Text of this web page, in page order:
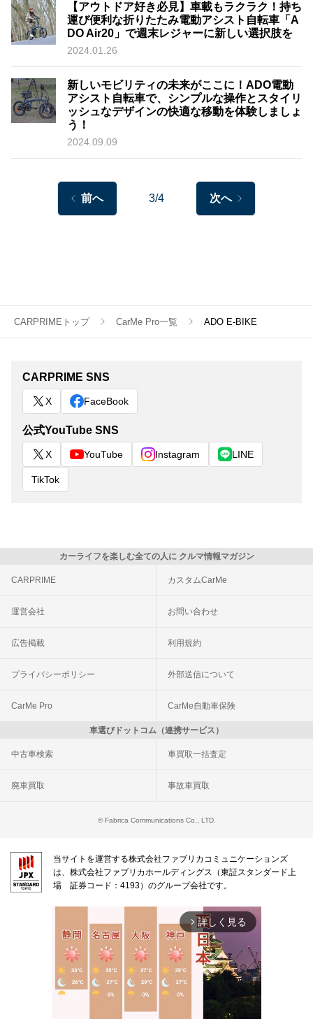
【アウトドア好き必見】車載もラクラク！持ち
運び便利な折りたたみ電動アシスト自転車「A
DO Air20」で週末レジャーに新しい選択肢を
2024.01.26
新しいモビリティの未来がここに！ADO電動
アシスト自転車で、シンプルな操作とスタイリ
ッシュなデザインの快適な移動を体験しましょ
う！
2024.09.09
前へ 3/4 次へ
CARPRIMEトップ CarMe Pro一覧 ADO E-BIKE
CARPRIME SNS
X FaceBook
公式YouTube SNS
X YouTube Instagram LINE
TikTok
カーライフを楽しむ全ての人に クルマ情報マガジン
CARPRIME カスタムCarMe
運営会社 お問い合わせ
広告掲載 利用規約
プライバシーポリシー 外部送信について
CarMe Pro CarMe自動車保険
車選びドットコム（連携サービス）
中古車検索 車買取一括査定
廃車買取 事故車買取
© Fabrica Communications Co., LTD.
当サイトを運営する株式会社ファブリカコミュニケーションズ
は、株式会社ファブリカホールディングス（東証スタンダード上
場 証券コード：4193）のグループ会社です。
arrow_forward_ios 詳しく見る